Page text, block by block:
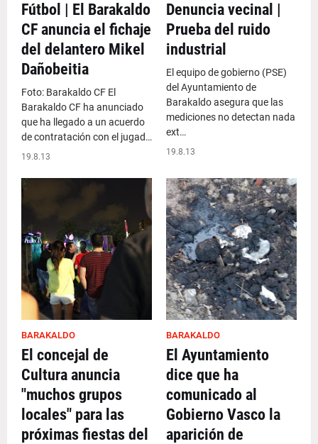
Fútbol | El Barakaldo
CF anuncia el fichaje
del delantero Mikel
Dañobeitia
Foto: Barakaldo CF El
Barakaldo CF ha anunciado
que ha llegado a un acuerdo
de contratación con el jugad…
19.8.13
Denuncia vecinal |
Prueba del ruido
industrial
El equipo de gobierno (PSE)
del Ayuntamiento de
Barakaldo asegura que las
mediciones no detectan nada
ext…
19.8.13
BARAKALDO
El concejal de
Cultura anuncia
"muchos grupos
locales" para las
próximas fiestas del
BARAKALDO
El Ayuntamiento
dice que ha
comunicado al
Gobierno Vasco la
aparición de